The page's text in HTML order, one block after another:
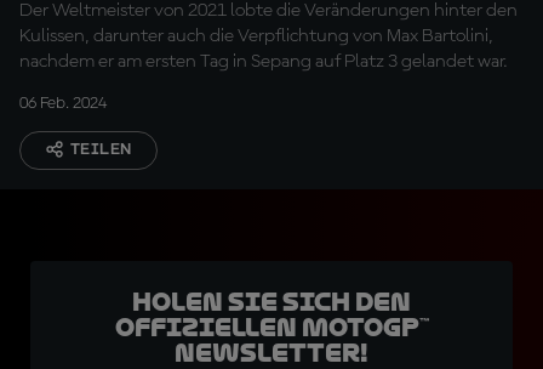
Der Weltmeister von 2021 lobte die Veränderungen hinter den
Kulissen, darunter auch die Verpflichtung von Max Bartolini,
nachdem er am ersten Tag in Sepang auf Platz 3 gelandet war.
06 Feb. 2024
TEILEN
Holen Sie sich den
offiziellen MotoGP™
Newsletter!